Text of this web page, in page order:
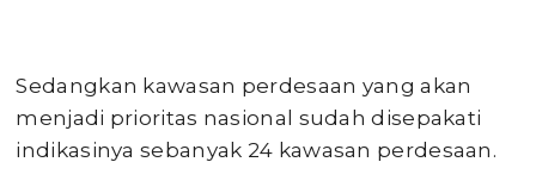
Sedangkan kawasan perdesaan yang akan
menjadi prioritas nasional sudah disepakati
indikasinya sebanyak 24 kawasan perdesaan.